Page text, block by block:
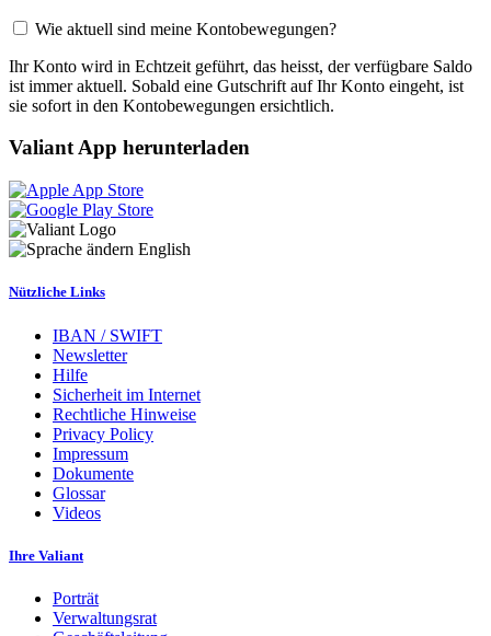
Wie aktuell sind meine Kontobewegungen?
Ihr Konto wird in Echtzeit geführt, das heisst, der verfügbare Saldo
ist immer aktuell. Sobald eine Gutschrift auf Ihr Konto eingeht, ist
sie sofort in den Kontobewegungen ersichtlich.
Valiant App herunterladen
English
Nützliche Links
IBAN / SWIFT
Newsletter
Hilfe
Sicherheit im Internet
Rechtliche Hinweise
Privacy Policy
Impressum
Dokumente
Glossar
Videos
Ihre Valiant
Porträt
Verwaltungsrat